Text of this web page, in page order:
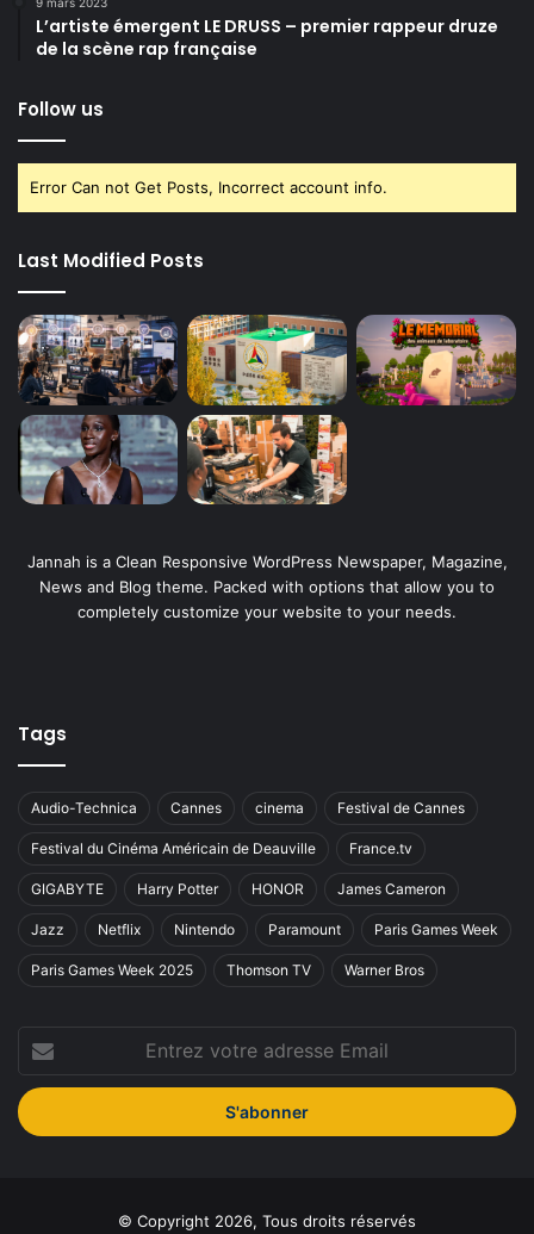
L’artiste émergent LE DRUSS – premier rappeur druze
de la scène rap française
Follow us
Error Can not Get Posts, Incorrect account info.
Last Modified Posts
Jannah is a Clean Responsive WordPress Newspaper, Magazine,
News and Blog theme. Packed with options that allow you to
completely customize your website to your needs.
Tags
Audio-Technica Cannes cinema Festival de Cannes
Festival du Cinéma Américain de Deauville France.tv
GIGABYTE Harry Potter HONOR James Cameron
Jazz Netflix Nintendo Paramount Paris Games Week
Paris Games Week 2025 Thomson TV Warner Bros
votre
adresse
Email
© Copyright 2026, Tous droits réservés